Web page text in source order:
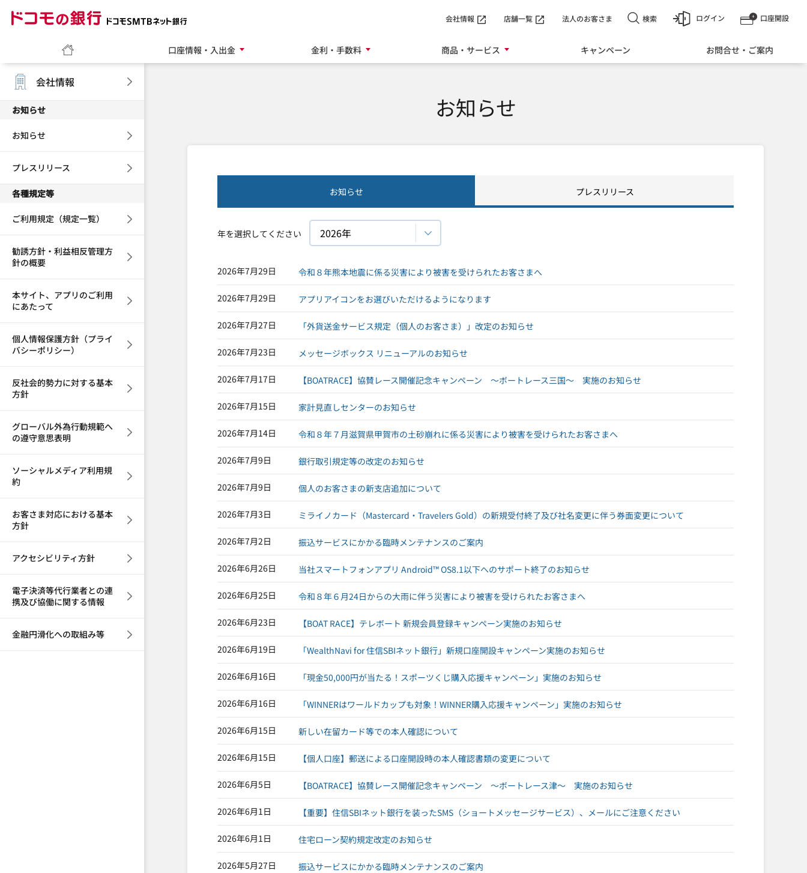
口座開設
ログイン
口座情報・入出金 金利・手数料 商品・サービス キャンペーン お問合せ・ご案内
会社情報 店舗一覧 法人のお客さま 検索
お知らせ
お知らせ プレスリリース
年を選択してください
2026年7月29日 令和８年熊本地震に係る災害により被害を受けられたお客さまへ
2026年7月29日 アプリアイコンをお選びいただけるようになります
2026年7月27日 「外貨送金サービス規定（個人のお客さま）」改定のお知らせ
2026年7月23日 メッセージボックス リニューアルのお知らせ
2026年7月17日 【BOATRACE】協賛レース開催記念キャンペーン ～ボートレース三国～ 実施のお知らせ
2026年7月15日 家計見直しセンターのお知らせ
2026年7月14日 令和８年７月滋賀県甲賀市の土砂崩れに係る災害により被害を受けられたお客さまへ
2026年7月9日 銀行取引規定等の改定のお知らせ
2026年7月9日 個人のお客さまの新支店追加について
2026年7月3日 ミライノカード（Mastercard・Travelers Gold）の新規受付終了及び社名変更に伴う券面変更について
2026年7月2日 振込サービスにかかる臨時メンテナンスのご案内
2026年6月26日 当社スマートフォンアプリ Android™ OS8.1以下へのサポート終了のお知らせ
2026年6月25日 令和８年６月24日からの大雨に伴う災害により被害を受けられたお客さまへ
2026年6月23日 【BOAT RACE】テレボート 新規会員登録キャンペーン実施のお知らせ
2026年6月19日 「WealthNavi for 住信SBIネット銀行」新規口座開設キャンペーン実施のお知らせ
2026年6月16日 「現金50,000円が当たる！スポーツくじ購入応援キャンペーン」実施のお知らせ
2026年6月16日 「WINNERはワールドカップも対象！WINNER購入応援キャンペーン」実施のお知らせ
2026年6月15日 新しい在留カード等での本人確認について
2026年6月15日 【個人口座】郵送による口座開設時の本人確認書類の変更について
2026年6月5日 【BOATRACE】協賛レース開催記念キャンペーン ～ボートレース津～ 実施のお知らせ
2026年6月1日 【重要】住信SBIネット銀行を装ったSMS（ショートメッセージサービス）、メールにご注意ください
2026年6月1日 住宅ローン契約規定改定のお知らせ
2026年5月27日 振込サービスにかかる臨時メンテナンスのご案内
会社情報
お知らせ
お知らせ
プレスリリース
各種規定等
ご利用規定（規定一覧）
勧誘方針・利益相反管理方
針の概要
本サイト、アプリのご利用
にあたって
個人情報保護方針（プライ
バシーポリシー）
反社会的勢力に対する基本
方針
グローバル外為行動規範へ
の遵守意思表明
ソーシャルメディア利用規
約
お客さま対応における基本
方針
アクセシビリティ方針
電子決済等代行業者との連
携及び協働に関する情報
金融円滑化への取組み等